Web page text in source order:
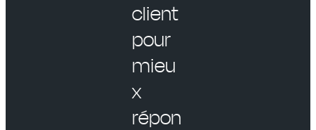
client
pour
mieu
x
répon